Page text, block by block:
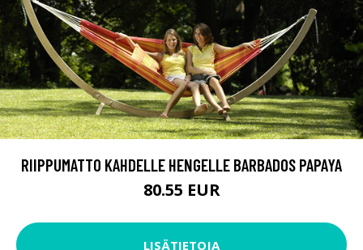
RIIPPUMATTO KAHDELLE HENGELLE BARBADOS PAPAYA
80.55 EUR
LISÄTIETOJA